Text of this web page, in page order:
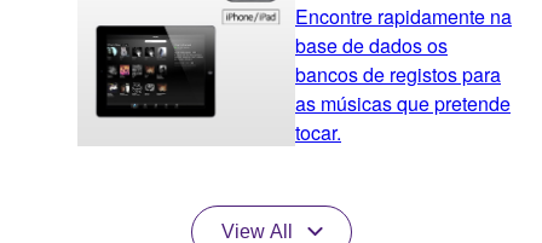
Encontre rapidamente na
base de dados os
bancos de registos para
as músicas que pretende
tocar.
View All